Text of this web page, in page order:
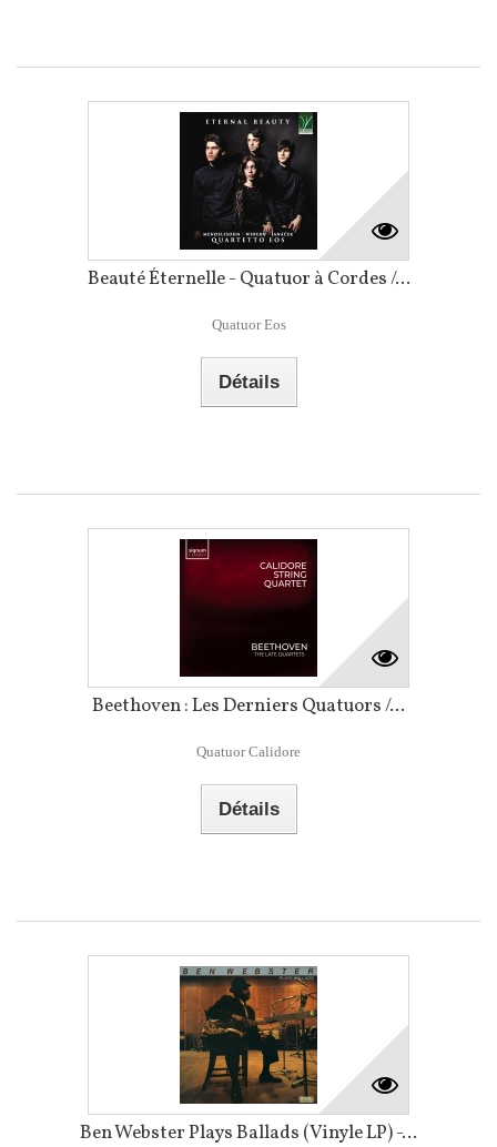
Beauté Éternelle - Quatuor à Cordes /...
Quatuor Eos
Détails
Beethoven : Les Derniers Quatuors /...
Quatuor Calidore
Détails
Ben Webster Plays Ballads (Vinyle LP) -...